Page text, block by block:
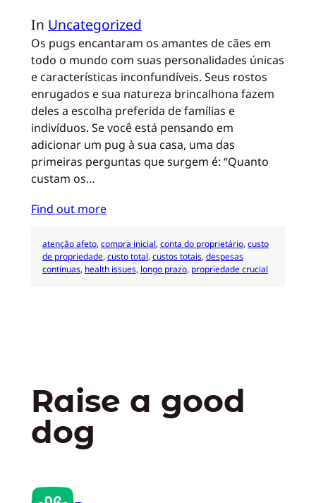
In Uncategorized
Os pugs encantaram os amantes de cães em
todo o mundo com suas personalidades únicas
e características inconfundíveis. Seus rostos
enrugados e sua natureza brincalhona fazem
deles a escolha preferida de famílias e
indivíduos. Se você está pensando em
adicionar um pug à sua casa, uma das
primeiras perguntas que surgem é: “Quanto
custam os…
Find out more
atenção afeto, compra inicial, conta do proprietário, custo
de propriedade, custo total, custos totais, despesas
contínuas, health issues, longo prazo, propriedade crucial
Raise a good
dog